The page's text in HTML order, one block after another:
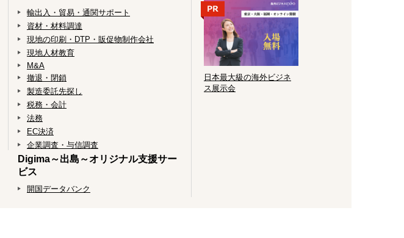
輸出入・貿易・通関サポート
資材・材料調達
現地の印刷・DTP・販促物制作会社
現地人材教育
M&A
撤退・閉鎖
製造委託先探し
税務・会計
法務
EC決済
企業調査・与信調査
Digima～出島～オリジナル支援サー
ビス
開国データバンク
日本最大級の海外ビジネ
ス展示会